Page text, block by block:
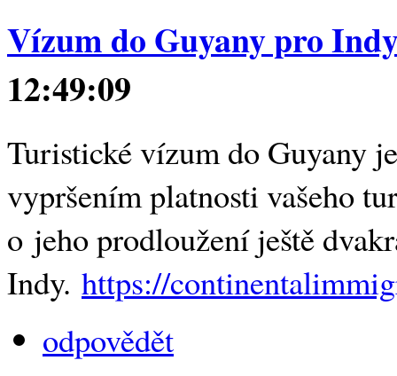
Vízum do Guyany pro
12:49:09
Turistické vízum do Guyany
vypršením platnosti vašeho
o jeho prodloužení ještě
Indy. https://
odpovědět